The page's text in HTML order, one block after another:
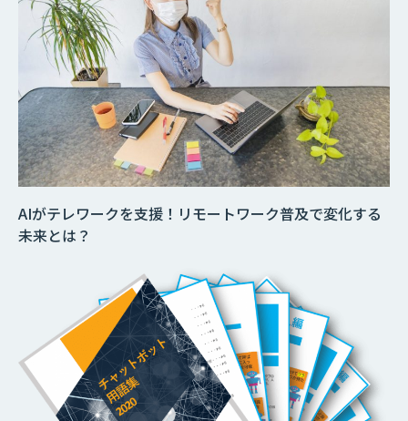
AIがテレワークを支援！リモートワーク普及で変化する
未来とは？